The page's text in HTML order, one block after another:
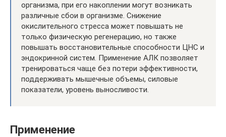
организма, при его накоплении могут возникать
различные сбои в организме. Снижение
окислительного стресса может повышать не
только физическую регенерацию, но также
повышать восстановительные способности ЦНС и
эндокринной систем. Применение АЛК позволяет
тренироваться чаще без потери эффективности,
поддерживать мышечные объемы, силовые
показатели, уровень выносливости.
Применение